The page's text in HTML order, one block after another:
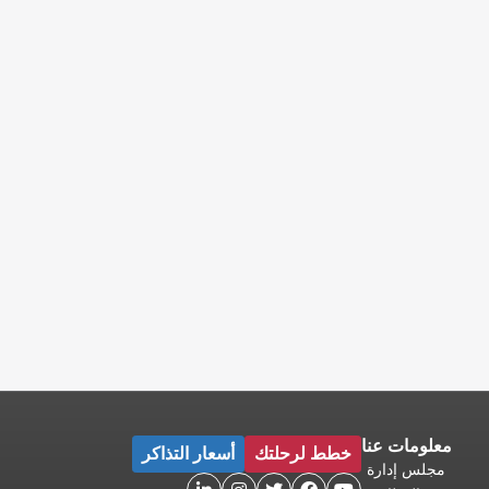
معلومات عنا
مجلس إدارة
خطط لرحلتك أسعار التذاكر